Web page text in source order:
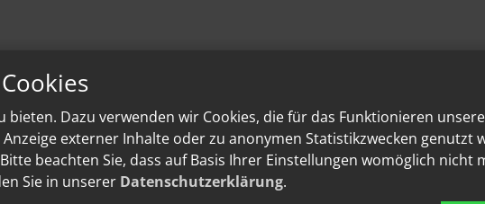
Dazu verwenden wir Cookies, die für das Funktionieren
externer Inhalte oder zu anonymen Statistikzwecken genutzt
beachten Sie, dass auf Basis Ihrer Einstellungen womöglich
Sie in unserer Datenschutzerklärung.